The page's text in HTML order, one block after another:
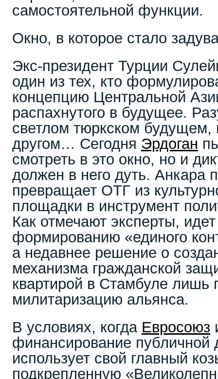
самостоятельной функции.
Окно, в которое стало
Экс-президент Турции
один из тех, кто
концепцию Центральной
распахнутого в будущее.
светлом тюркском будущем,
другом… Сегодня Эрдоган
смотреть в это окно, но и
должен в него дуть. Анкара
превращает ОТГ из
площадки в инструмент
Как отмечают эксперты,
формированию «единого
а недавнее решение о
механизма гражданской
квартирой в Стамбуле лишь
милитаризацию альянса.
В условиях, когда Евросоюз
финансирование публичной
использует свой главный
подкрепленную